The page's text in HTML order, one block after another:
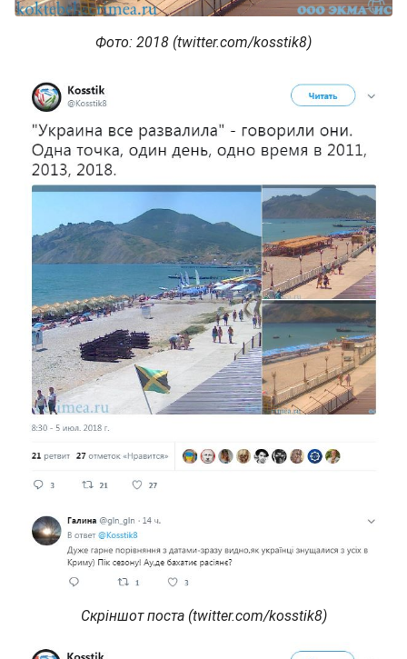
Фото: 2018 (twitter.com/kosstik8)
Скріншот поста (twitter.com/kosstik8)